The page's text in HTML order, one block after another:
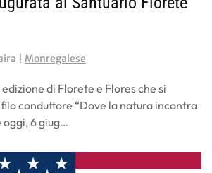
| Monregalese
di Florete e Flores che si
conduttore “Dove la natura incontra
oggi, 6 giug…